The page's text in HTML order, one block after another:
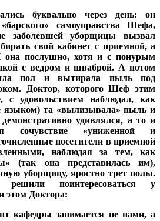
буквально через день: он
самоуправства Шефа,
заболевшей уборщицы вызвал
свой кабинет с приемной, а
она послушно, хотя и с понурым
с ведром и шваброй. А потом
пол и вытирала пыль под
Доктор, которого Шеф этим
с удовольствием наблюдал, как
языком) та «вылизывала» пыль и
удивлялся, а то и
сочувствие «униженной и
посетители в приемной
наблюдая за тем, как
(так она представилась им),
уборщицу, яростно трет полы.
поинтересоваться у
этом Доктора:
кафедры занимается не нами, а